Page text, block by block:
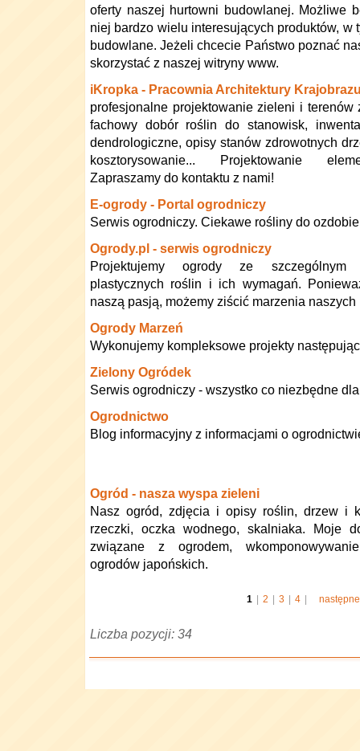
oferty naszej hurtowni budowlanej. Możliwe
niej bardzo wielu interesujących produktów, w
budowlane. Jeżeli chcecie Państwo poznać
skorzystać z naszej witryny www.
iKropka - Pracownia Architektury
profesjonalne projektowanie zieleni i terenów
fachowy dobór roślin do stanowisk,
dendrologiczne, opisy stanów zdrowotnych
kosztorysowanie... Projektowanie
Zapraszamy do kontaktu z nami!
E-ogrody - Portal ogrodniczy
Serwis ogrodniczy. Ciekawe rośliny do
Ogrody.pl - serwis ogrodniczy
Projektujemy ogrody ze szczególnym
plastycznych roślin i ich wymagań.
naszą pasją, możemy ziścić marzenia naszych
Ogrody Marzeń
Wykonujemy kompleksowe projekty
Zielony Ogródek
Serwis ogrodniczy - wszystko co niezbędne
Ogrodnictwo
Blog informacyjny z informacjami o
Ogród - nasza wyspa zieleni
Nasz ogród, zdjęcia i opisy roślin, drzew i
rzeczki, oczka wodnego, skalniaka. Moje
związane z ogrodem,
ogrodów japońskich.
1 2 3 4 następne
Liczba pozycji: 34